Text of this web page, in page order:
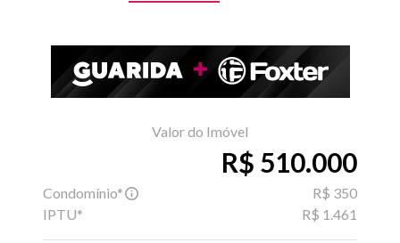
Valor do Imóvel
R$ 510.000
Condomínio*
R$ 350
IPTU*
R$ 1.461